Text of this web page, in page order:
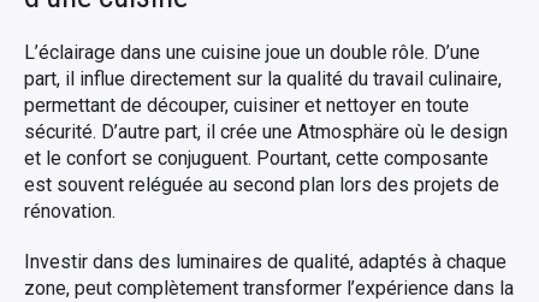
L’éclairage dans une cuisine joue un double rôle. D’une
part, il influe directement sur la qualité du travail culinaire,
permettant de découper, cuisiner et nettoyer en toute
sécurité. D’autre part, il crée une Atmosphäre où le design
et le confort se conjuguent. Pourtant, cette composante
est souvent reléguée au second plan lors des projets de
rénovation.
Investir dans des luminaires de qualité, adaptés à chaque
zone, peut complètement transformer l’expérience dans la